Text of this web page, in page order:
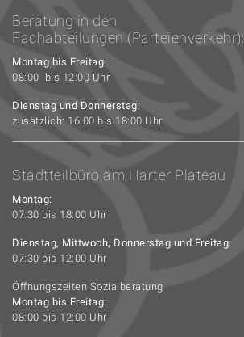
Beratung in den
Fachabteilungen (Parteienverkehr):
Montag bis Freitag:
08:00 bis 12:00 Uhr
Dienstag und Donnerstag:
zusätzlich: 16:00 bis 18:00 Uhr
Stadtteilbüro am Harter Plateau
Montag:
07:30 bis 18:00 Uhr
Dienstag, Mittwoch, Donnerstag und Freitag:
07:30 bis 12:00 Uhr
Öffnungszeiten Sozialberatung
Montag bis Freitag:
08:00 bis 12:00 Uhr